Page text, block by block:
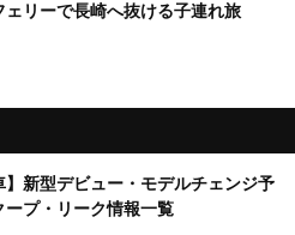
ェリーで長崎へ抜ける子連れ旅
】新型デビュー・モデルチェンジ予
ープ・リーク情報一覧